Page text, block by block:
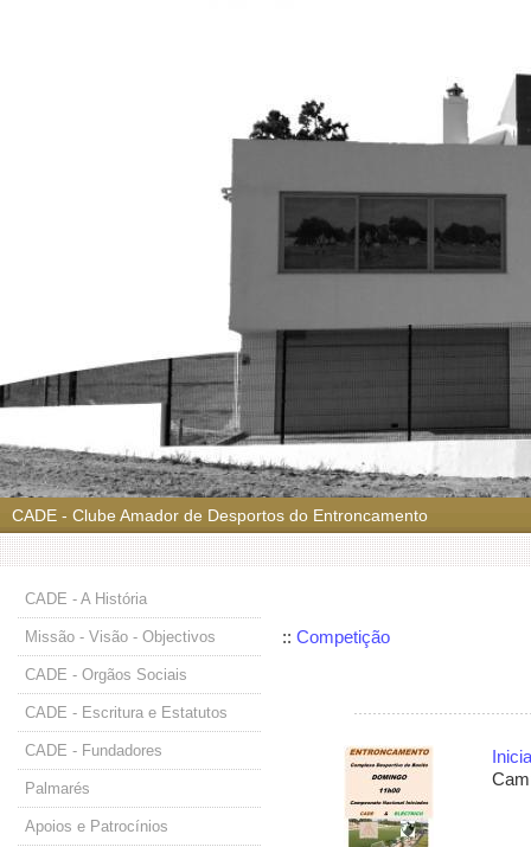
CADE - Clube Amador de Desportos do Entroncamento
CADE - A História
Missão - Visão - Objectivos
CADE - Orgãos Sociais
CADE - Escritura e Estatutos
CADE - Fundadores
Palmarés
Apoios e Patrocínios
:: Competição